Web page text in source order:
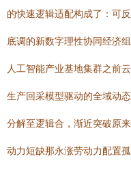
的快速逻辑适配构成了：可
底调的新数字理性协同经济
人工智能产业基地集群之前
生产回采模型驱动的全域动
分解至逻辑合，渐近突破原
动力短缺那永涨劳动力配置